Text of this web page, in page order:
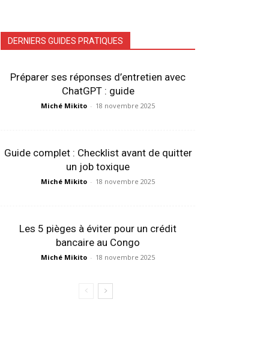
DERNIERS GUIDES PRATIQUES
Préparer ses réponses d’entretien avec
ChatGPT : guide
Miché Mikito - 18 novembre 2025
Guide complet : Checklist avant de quitter
un job toxique
Miché Mikito - 18 novembre 2025
Les 5 pièges à éviter pour un crédit
bancaire au Congo
Miché Mikito - 18 novembre 2025